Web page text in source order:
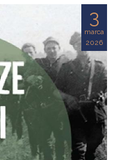
3
marca
2026